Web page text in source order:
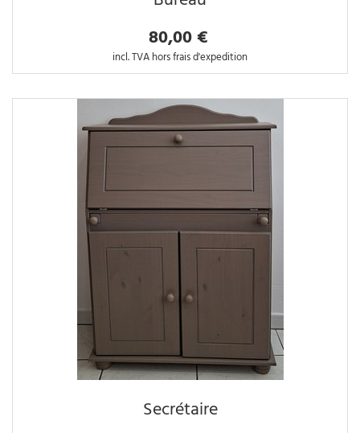
80,00 €
incl. TVA hors frais d'expedition
Secrétaire